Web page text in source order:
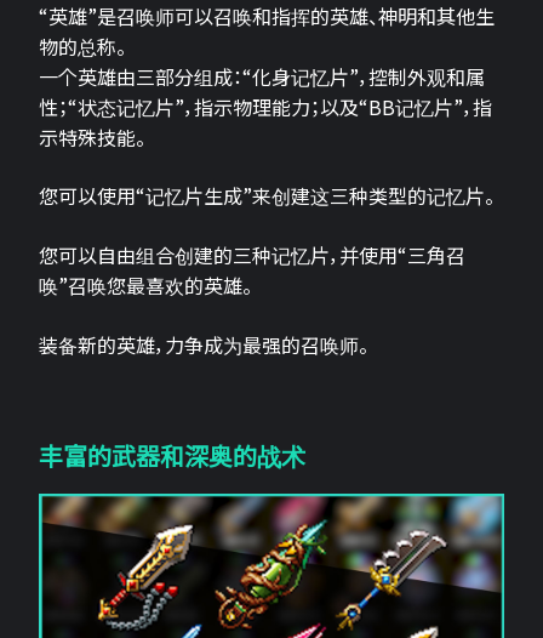
“英雄”是召唤师可以召唤和指挥的英雄、神明和其他生
物的总称。
一个英雄由三部分组成：“化身记忆片”，控制外观和属
性；“状态记忆片”，指示物理能力；以及“BB记忆片”，指
示特殊技能。
您可以使用“记忆片生成”来创建这三种类型的记忆片。
您可以自由组合创建的三种记忆片，并使用“三角召
唤”召唤您最喜欢的英雄。
装备新的英雄，力争成为最强的召唤师。
丰富的武器和深奥的战术